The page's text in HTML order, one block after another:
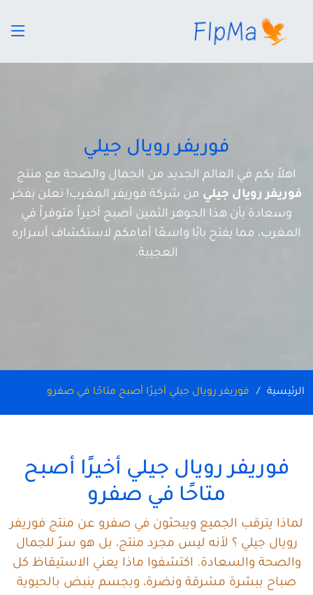
فوريفر رويال جيلي
اهلاً بكم في العالم الجديد من الجمال والصحة مع منتج
فوريفر رويال جيلي من شركة فوريفر المغرب! نعلن بفخر
وسعادة بأن هذا الجوهر الثمين أصبح أخيراً متوفراً في
المغرب، مما يفتح بابًا واسعًا أمامكم لاستكشاف أسراره
العجيبة.
الرئيسية فوريفر رويال جيلي أخيرًا أصبح متاحًا في صفرو
فوريفر رويال جيلي أخيرًا أصبح
متاحًا في صفرو
لماذا يترقب الجميع ويبحثون في صفرو عن منتج فوريفر
رويال جيلي ؟ لأنه ليس مجرد منتج، بل هو سرّ للجمال
والصحة والسعادة. اكتشفوا ماذا يعني الاستيقاظ كل
صباح ببشرة مشرقة ونضرة، وبجسم ينبض بالحيوية